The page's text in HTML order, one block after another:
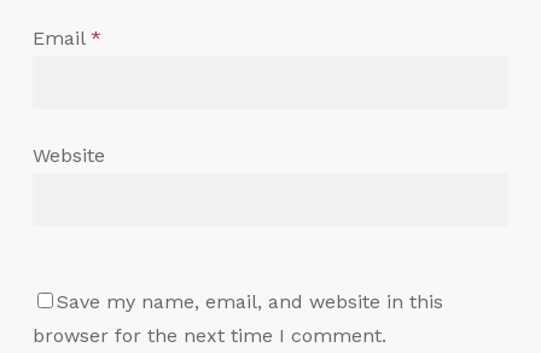
Email *
Website
Save my name, email, and website in this
browser for the next time I comment.